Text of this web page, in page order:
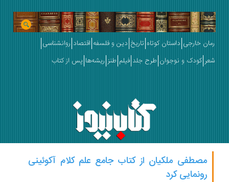
خارجی داستان کوتاه تاریخ دین و فلسفه اقتصاد روانشناسی
کودک و نوجوان طرح جلد فیلم طنز ریشه‌ها پس از کتاب
مصطفی ملکیان از کتاب جامع علم کلام آکوئینی
رونمایی کرد